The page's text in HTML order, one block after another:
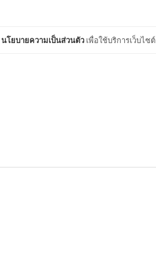
นโยบายความเป็นส่วนตัว เพื่อใช้บริการเว็บไซต์